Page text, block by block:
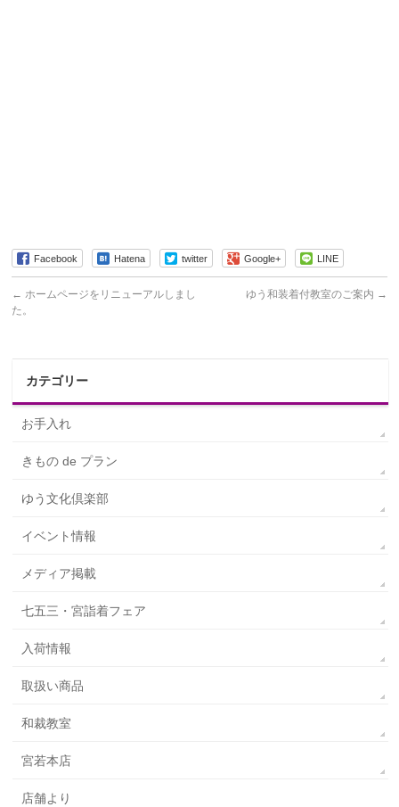
Facebook Hatena twitter Google+ LINE
← ホームページをリニューアルしまし
た。
ゆう和装着付教室のご案内 →
カテゴリー
お手入れ
きもの de プラン
ゆう文化倶楽部
イベント情報
メディア掲載
七五三・宮詣着フェア
入荷情報
取扱い商品
和裁教室
宮若本店
店舗より